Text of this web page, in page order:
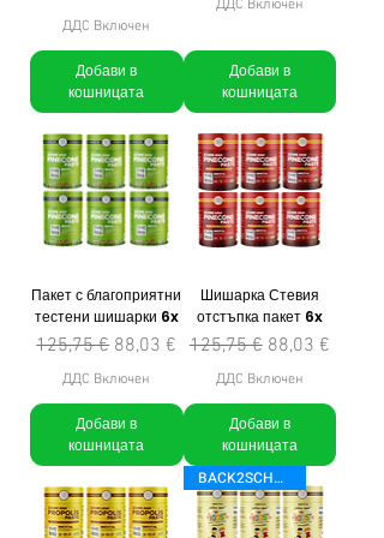
ДДС Включен
Добави в
кошницата
ДДС Включен
Добави в
кошницата
Пакет с благоприятни
тестени шишарки 6x
Редовна цена
125,75 € Продажна цена
88,03 €
ДДС Включен
Добави в
кошницата
Шишарка Стевия
отстъпка пакет 6x
Редовна цена
125,75 € Продажна
88,03 €
ДДС Включен
Добави в
кошницата
BACK2SCHOOL